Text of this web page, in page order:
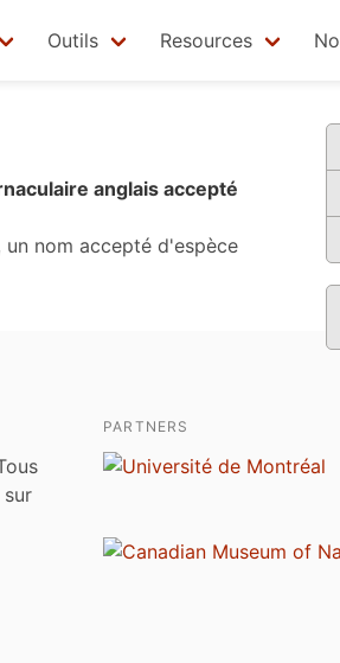
Outils Resources
anglais accepté
un nom accepté d'espèce
PARTNERS